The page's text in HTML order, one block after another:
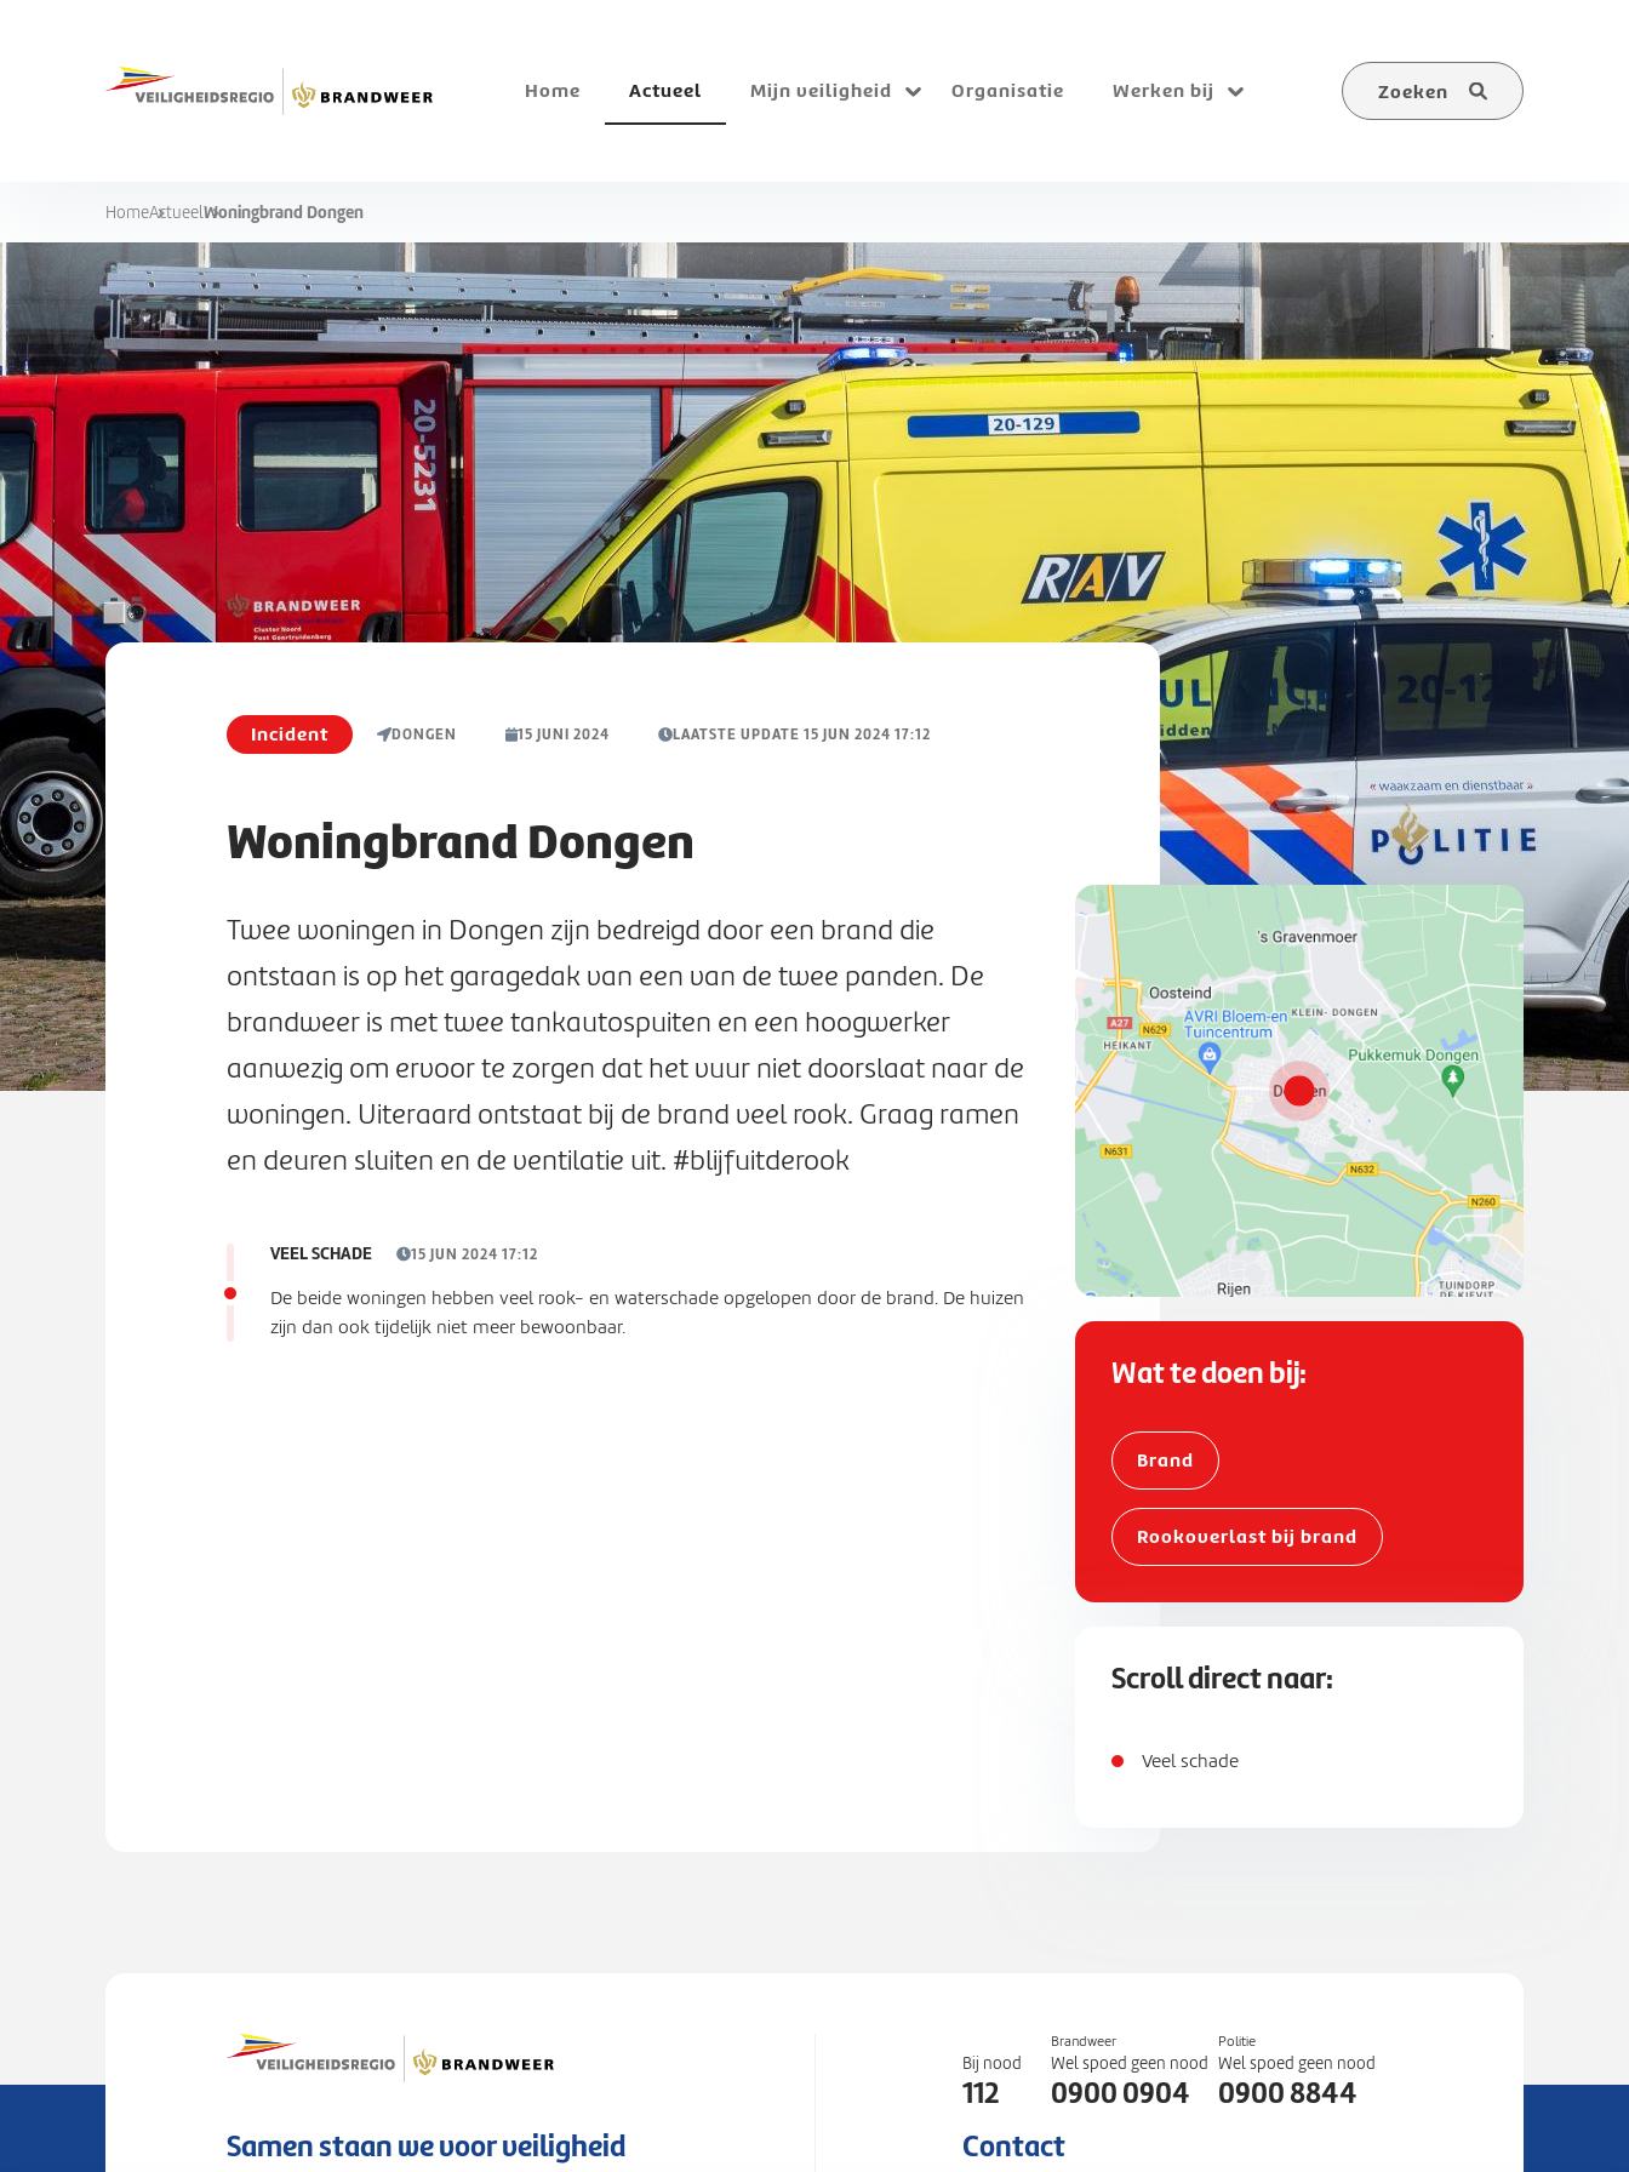
Home Actueel Mijn veiligheid
Submenu
Organisatie Werken bij
Submenu
Zoeken
Zoeken
HomeActueelWoningbrand Dongen
Incident DONGEN 15 JUNI 2024 LAATSTE UPDATE 15 JUN 2024 17:12
Woningbrand Dongen
Twee woningen in Dongen zijn bedreigd door een brand die
ontstaan is op het garagedak van een van de twee panden. De
brandweer is met twee tankautospuiten en een hoogwerker
aanwezig om ervoor te zorgen dat het vuur niet doorslaat naar de
woningen. Uiteraard ontstaat bij de brand veel rook. Graag ramen
en deuren sluiten en de ventilatie uit. #blijfuitderook
VEEL SCHADE 15 JUN 2024 17:12
De beide woningen hebben veel rook- en waterschade opgelopen door de brand. De huizen
zijn dan ook tijdelijk niet meer bewoonbaar.
{
"lat":
5162870969999999,
"lng":
49382385
Wat te doen bij:
Brand
Rookoverlast bij brand
Scroll direct naar:
Veel schade
Samen staan we voor veiligheid
Bij nood
112
Brandweer
Wel spoed geen nood
0900 0904
Politie
Wel spoed geen nood
0900 8844
Contact